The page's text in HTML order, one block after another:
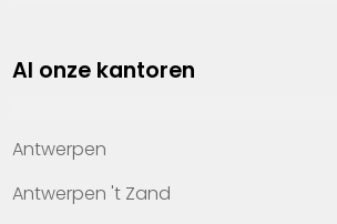
Property management
Kennis van wonen
Kantoren
Al onze kantoren
Antwerpen
Antwerpen 't Zand